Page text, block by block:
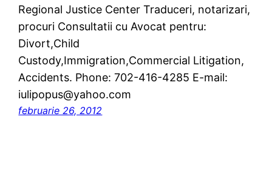
Regional Justice Center Traduceri, notarizari,
procuri Consultatii cu Avocat pentru:
Divort,Child
Custody,Immigration,Commercial Litigation,
Accidents. Phone: 702-416-4285 E-mail:
iulipopus@yahoo.com
februarie 26, 2012